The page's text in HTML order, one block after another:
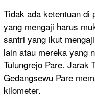
Tidak ada ketentuan di
yang mengaji harus
santri yang ikut
lain atau mereka yang
Tulungrejo Pare. Jarak
Gedangsewu Pare
kilometer.